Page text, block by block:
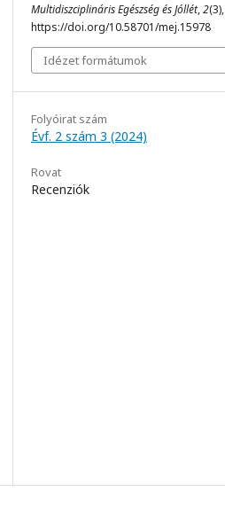
Multidiszciplináris Egészség és Jóllét,2
https://doi.org/10.58701/mej.15978
Idézet formátumok
Folyóirat szám
Évf. 2 szám 3 (2024)
Rovat
Recenziók